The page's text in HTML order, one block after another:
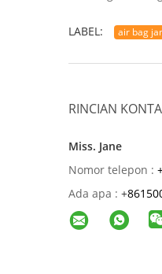
LABEL: air bag
RINCIAN
Miss. Jane
Nomor telepon :
Ada apa : +